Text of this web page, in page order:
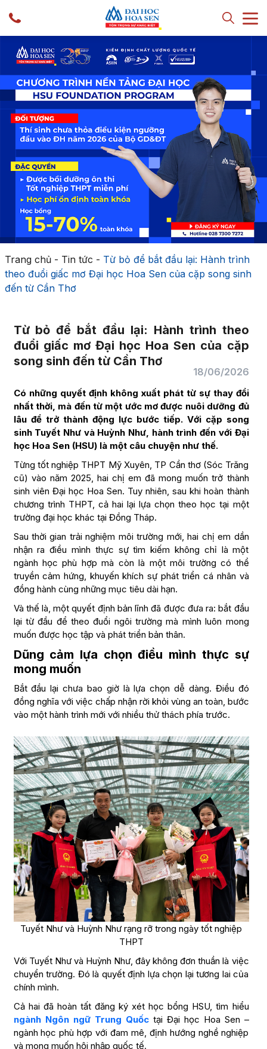
Trang chủ- Tin tức - Từ bỏ để bắt đầu lại: Hành trình
theo đuổi giấc mơ Đại học Hoa Sen của cặp song sinh
đến từ Cần Thơ
Từ bỏ để bắt đầu lại: Hành trình theo
đuổi giấc mơ Đại học Hoa Sen của cặp
song sinh đến từ Cần Thơ
18/06/2026
Có những quyết định không xuất phát từ sự thay đổi
nhất thời, mà đến từ một ước mơ được nuôi dưỡng đủ
lâu để trở thành động lực bước tiếp. Với cặp song
sinh Tuyết Như và Huỳnh Như, hành trình đến với Đại
học Hoa Sen (HSU) là một câu chuyện như thế.
Từng tốt nghiệp THPT Mỹ Xuyên, TP Cần thơ (Sóc Trăng
cũ) vào năm 2025, hai chị em đã mong muốn trở thành
sinh viên Đại học Hoa Sen. Tuy nhiên, sau khi hoàn thành
chương trình THPT, cả hai lại lựa chọn theo học tại một
trường đại học khác tại Đồng Tháp.
Sau thời gian trải nghiệm môi trường mới, hai chị em dần
nhận ra điều mình thực sự tìm kiếm không chỉ là một
ngành học phù hợp mà còn là một môi trường có thể
truyền cảm hứng, khuyến khích sự phát triển cá nhân và
đồng hành cùng những mục tiêu dài hạn.
Và thế là, một quyết định bản lĩnh đã được đưa ra: bắt đầu
lại từ đầu để theo đuổi ngôi trường mà mình luôn mong
muốn được học tập và phát triển bản thân.
Dũng cảm lựa chọn điều mình thực sự
mong muốn
Bắt đầu lại chưa bao giờ là lựa chọn dễ dàng. Điều đó
đồng nghĩa với việc chấp nhận rời khỏi vùng an toàn, bước
vào một hành trình mới với nhiều thử thách phía trước.
Tuyết Như và Huỳnh Như rạng rỡ trong ngày tốt nghiệp
THPT
Với Tuyết Như và Huỳnh Như, đây không đơn thuần là việc
chuyển trường. Đó là quyết định lựa chọn lại tương lai của
chính mình.
Cả hai đã hoàn tất đăng ký xét học bổng HSU, tìm hiểu
ngành Ngôn ngữ Trung Quốctại Đại học Hoa Sen –
ngành học phù hợp với đam mê, định hướng nghề nghiệp
và mong muốn hội nhập quốc tế.